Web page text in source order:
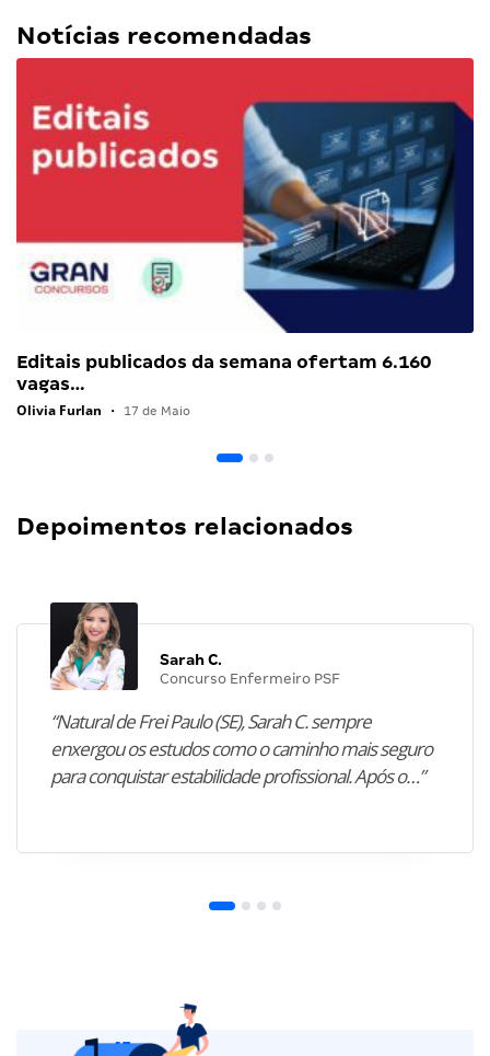
Notícias recomendadas
Editais publicados da semana ofertam 6.160
vagas…
Olivia Furlan • 17 de Maio
Depoimentos relacionados
Sarah C.
Concurso Enfermeiro PSF
“Natural de Frei Paulo (SE), Sarah C. sempre
enxergou os estudos como o caminho mais seguro
para conquistar estabilidade profissional. Após o…”